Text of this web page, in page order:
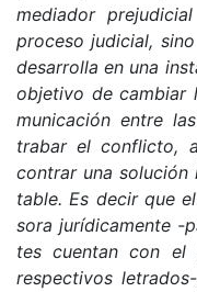
me­dia­dor
pro­ce­so ju­di­cia­l,
de­sa­rro­lla en una
ob­je­ti­vo de
mu­ni­ca­ción en­tre
tra­bar el con­flic­to,
con­trar una
ta­ble. Es de­cir que
so­ra ju­rí­di­ca­men­te -
tes cuen­tan con el
res­pec­ti­vos